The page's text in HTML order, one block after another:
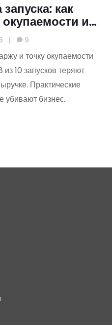
как
окупаемости и
| 9
и точку окупаемости
10 запусков теряют
Практические
бизнес.